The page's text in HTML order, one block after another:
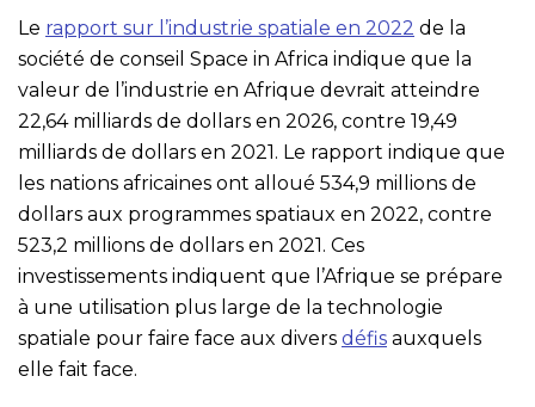
Le rapport sur l’industrie spatiale en 2022 de la
société de conseil Space in Africa indique que la
valeur de l’industrie en Afrique devrait atteindre
22,64 milliards de dollars en 2026, contre 19,49
milliards de dollars en 2021. Le rapport indique que
les nations africaines ont alloué 534,9 millions de
dollars aux programmes spatiaux en 2022, contre
523,2 millions de dollars en 2021. Ces
investissements indiquent que l’Afrique se prépare
à une utilisation plus large de la technologie
spatiale pour faire face aux divers défis auxquels
elle fait face.